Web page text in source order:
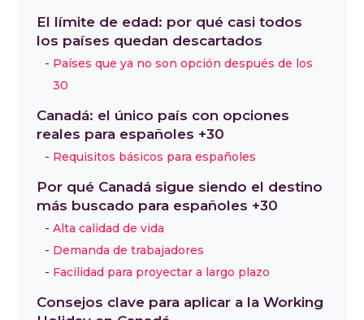
El límite de edad: por qué casi todos
los países quedan descartados
Países que ya no son opción después de los
30
Canadá: el único país con opciones
reales para españoles +30
Requisitos básicos para españoles
Por qué Canadá sigue siendo el destino
más buscado para españoles +30
Alta calidad de vida
Demanda de trabajadores
Facilidad para proyectar a largo plazo
Consejos clave para aplicar a la Working